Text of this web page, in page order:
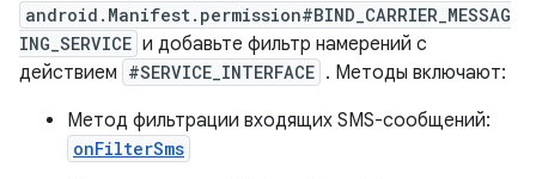
android.Manifest.permission#BIND_CARRIER_MESSAG
ING_SERVICE и добавьте фильтр намерений с
действием #SERVICE_INTERFACE . Методы включают:
Метод фильтрации входящих SMS-сообщений:
onFilterSms